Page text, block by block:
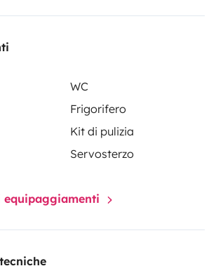
WC
Frigorifero
Kit di pulizia
Servosterzo